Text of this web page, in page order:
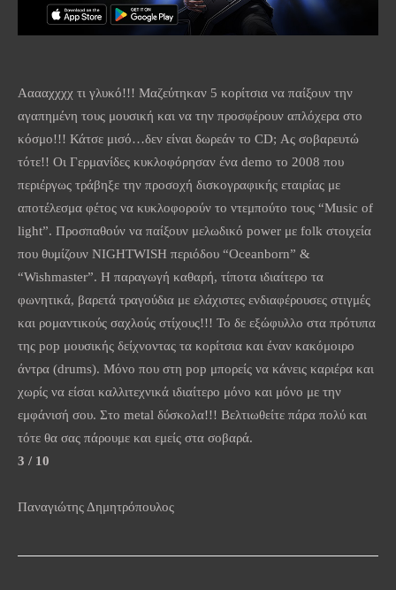
Ααααχχχχ τι γλυκό!!! Μαζεύτηκαν 5 κορίτσια να παίξουν την
αγαπημένη τους μουσική και να την προσφέρουν απλόχερα στο
κόσμο!!! Κάτσε μισό…δεν είναι δωρεάν το CD; Ας σοβαρευτώ
τότε!! Οι Γερμανίδες κυκλοφόρησαν ένα demo το 2008 που
περιέργως τράβηξε την προσοχή δισκογραφικής εταιρίας με
αποτέλεσμα φέτος να κυκλοφορούν το ντεμπούτο τους “Music of
light”. Προσπαθούν να παίξουν μελωδικό power με folk στοιχεία
που θυμίζουν NIGHTWISH περιόδου “Oceanborn” &
“Wishmaster”. Η παραγωγή καθαρή, τίποτα ιδιαίτερο τα
φωνητικά, βαρετά τραγούδια με ελάχιστες ενδιαφέρουσες στιγμές
και ρομαντικούς σαχλούς στίχους!!! Το δε εξώφυλλο στα πρότυπα
της pop μουσικής δείχνοντας τα κορίτσια και έναν κακόμοιρο
άντρα (drums). Μόνο που στη pop μπορείς να κάνεις καριέρα και
χωρίς να είσαι καλλιτεχνικά ιδιαίτερο μόνο και μόνο με την
εμφάνισή σου. Στο metal δύσκολα!!! Βελτιωθείτε πάρα πολύ και
τότε θα σας πάρουμε και εμείς στα σοβαρά.
3 / 10
Παναγιώτης Δημητρόπουλος